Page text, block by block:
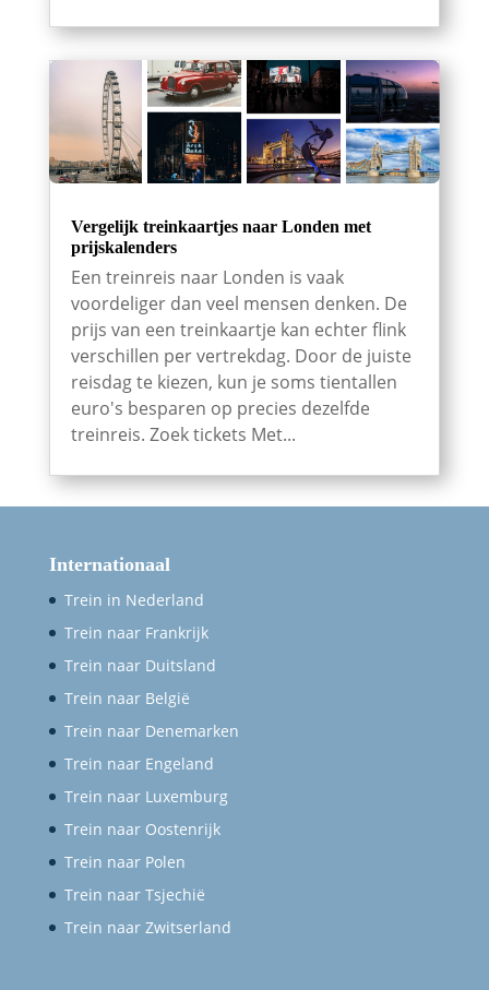
Vergelijk treinkaartjes naar Londen met
prijskalenders
Een treinreis naar Londen is vaak
voordeliger dan veel mensen denken. De
prijs van een treinkaartje kan echter flink
verschillen per vertrekdag. Door de juiste
reisdag te kiezen, kun je soms tientallen
euro's besparen op precies dezelfde
treinreis. Zoek tickets Met...
Internationaal
Trein in Nederland
Trein naar Frankrijk
Trein naar Duitsland
Trein naar België
Trein naar Denemarken
Trein naar Engeland
Trein naar Luxemburg
Trein naar Oostenrijk
Trein naar Polen
Trein naar Tsjechië
Trein naar Zwitserland